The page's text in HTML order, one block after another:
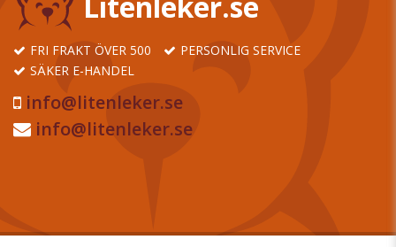
FRI FRAKT ÖVER 500
PERSONLIG SERVICE
SÄKER E-HANDEL
info@litenleker.se
info@litenleker.se